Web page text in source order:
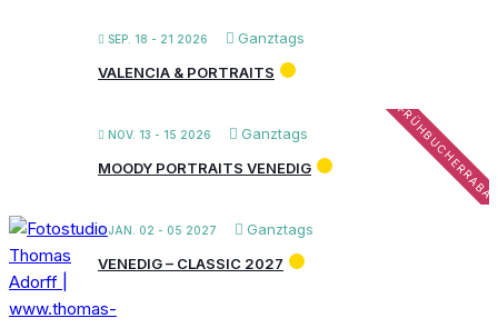
SEP. 18 - 21 2026
Ganztags
VALENCIA & PORTRAITS
NOV. 13 - 15 2026 Ganztags
MOODY PORTRAITS VENEDIG
JAN. 02 - 05 2027
Ganztags
VENEDIG – CLASSIC 2027